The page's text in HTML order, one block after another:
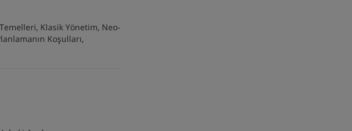
Klasik Yönetim, Neo-
Koşulları,